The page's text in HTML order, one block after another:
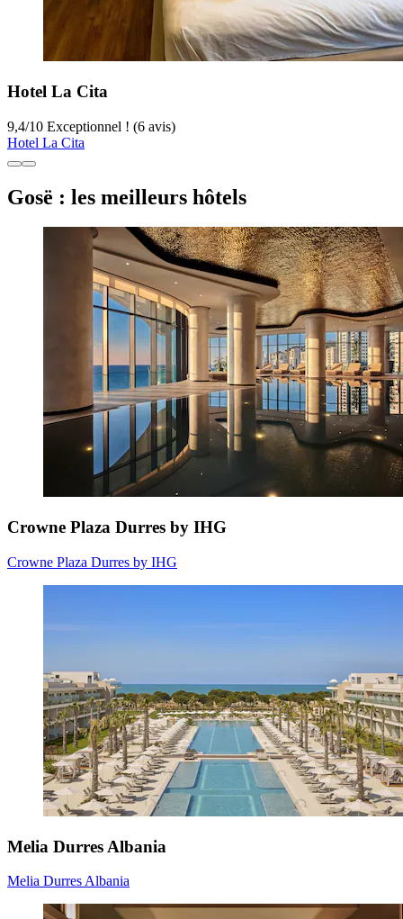
Hotel La Cita
9,4/10 Exceptionnel ! (6 avis)
Hotel La Cita
Gosë : les meilleurs hôtels
Crowne Plaza Durres by IHG
Crowne Plaza Durres by IHG
Melia Durres Albania
Melia Durres Albania